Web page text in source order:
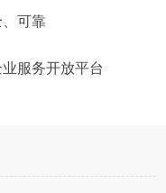
可靠
服务开放平台